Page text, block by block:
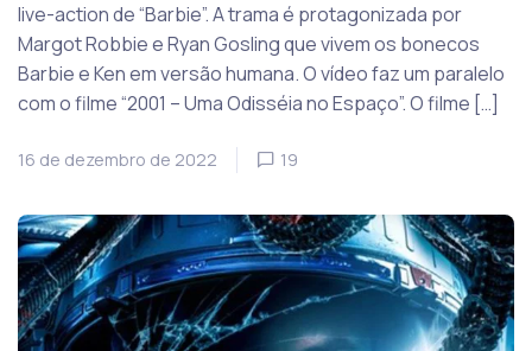
live-action de “Barbie”. A trama é protagonizada por
Margot Robbie e Ryan Gosling que vivem os bonecos
Barbie e Ken em versão humana. O vídeo faz um paralelo
com o filme “2001 – Uma Odisséia no Espaço”. O filme […]
16 de dezembro de 2022 19